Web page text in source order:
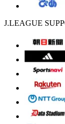
J.LEAGUE